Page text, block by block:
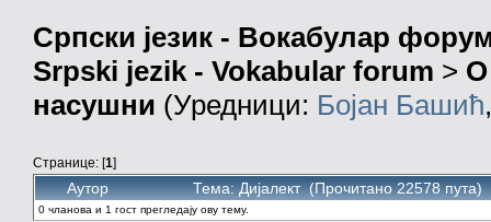
Српски језик - Вокабулар
Srpski jezik - Vokabular forum > О
насушни (Уредници: Бојан Башић
Странице: [1]
Аутор Тема: Дијалект (Прочитано 22578 пута)
0 чланова и 1 гост прегледају ову тему.